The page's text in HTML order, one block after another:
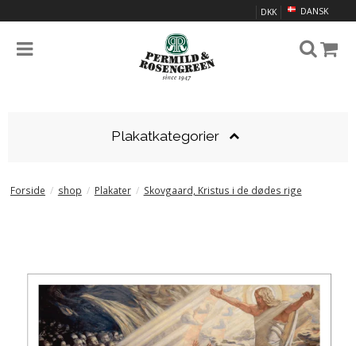
DANSK
DKK
Plakatkategorier
Forside / shop / Plakater / Skovgaard, Kristus i de dødes rige